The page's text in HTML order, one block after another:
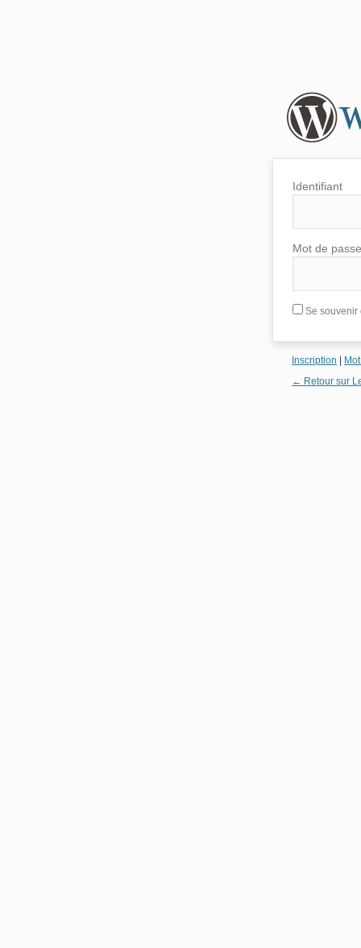
Identifiant
Mot de passe
Se souvenir
Inscription
← Retour sur